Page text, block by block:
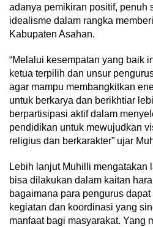
adanya pemikiran positif, penuh
idealisme dalam rangka
Kabupaten Asahan.
“Melalui kesempatan yang baik
ketua terpilih dan unsur
agar mampu membangkitkan
untuk berkarya dan berikhtiar
berpartisipasi aktif dalam
pendidikan untuk mewujudkan
religius dan berkarakter” ujar
Lebih lanjut Muhilli mengatakan
bisa dilakukan dalam kaitan
bagaimana para pengurus
kegiatan dan koordinasi yang
manfaat bagi masyarakat. Yang